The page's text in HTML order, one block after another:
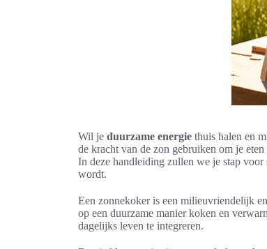
Wil je duurzame energie thuis halen en
de kracht van de zon gebruiken om je
In deze handleiding zullen we je stap
wordt.
Een zonnekoker is een milieuvriendelijk en
op een duurzame manier koken en
dagelijks leven te integreren.